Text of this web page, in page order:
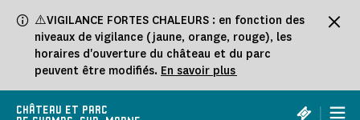
⚠️VIGILANCE FORTES CHALEURS : en fonction des
niveaux de vigilance (jaune, orange, rouge), les
horaires d'ouverture du château et du parc
peuvent être modifiés. En savoir plus
CHÂTEAU ET PARC
|